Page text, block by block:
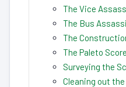
The Vice
The Bus
The
The Paleto Score
Surveying the
Cleaning out